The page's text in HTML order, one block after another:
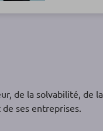
de la solvabilité,
ses entreprises.